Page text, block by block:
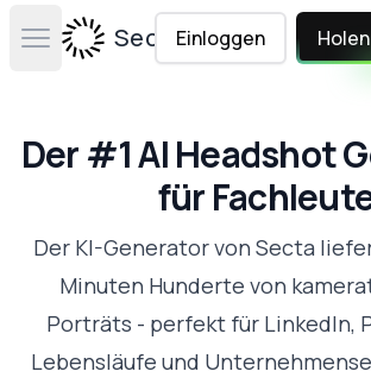
Open main menuSecta Labs
Einloggen
Der #1 AI Headshot
für
Der KI-Generator von Secta
Minuten Hunderte von
Porträts - perfekt für LinkedIn,
Lebensläufe und